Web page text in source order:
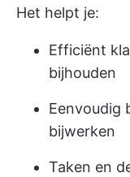
Het helpt je:
Efficiënt
bijhouden
Eenvoudig
bijwerken
Taken en